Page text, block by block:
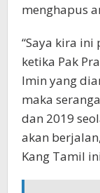
menghapus
“Saya kira
ketika Pak
Imin yang
maka
dan 2019
akan
Kang Tamil